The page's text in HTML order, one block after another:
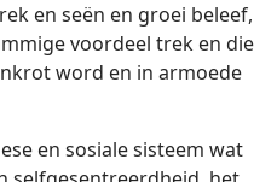
en seën en groei beleef,
voordeel trek en die
word en in armoede
en sosiale sisteem wat